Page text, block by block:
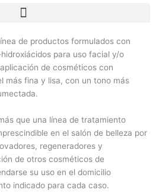
de productos formulados con
para uso facial y/o
de cosméticos con
más fina y lisa, con un tono más
que una línea de tratamiento
en el salón de belleza por
regeneradores y
de otros cosméticos de
su uso en el domicilio
indicado para cada caso.